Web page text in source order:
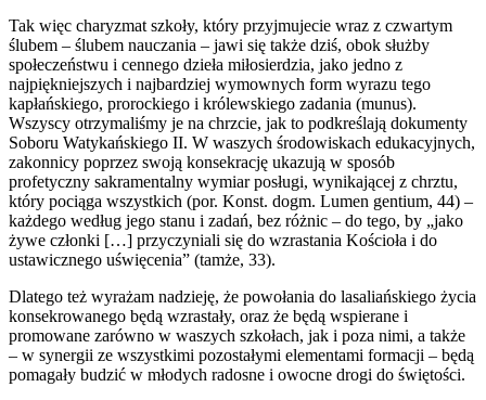
Tak więc charyzmat szkoły, który przyjmujecie wraz z czwartym
ślubem – ślubem nauczania – jawi się także dziś, obok służby
społeczeństwu i cennego dzieła miłosierdzia, jako jedno z
najpiękniejszych i najbardziej wymownych form wyrazu tego
kapłańskiego, prorockiego i królewskiego zadania (munus).
Wszyscy otrzymaliśmy je na chrzcie, jak to podkreślają dokumenty
Soboru Watykańskiego II. W waszych środowiskach edukacyjnych,
zakonnicy poprzez swoją konsekrację ukazują w sposób
profetyczny sakramentalny wymiar posługi, wynikającej z chrztu,
który pociąga wszystkich (por. Konst. dogm. Lumen gentium, 44) –
każdego według jego stanu i zadań, bez różnic – do tego, by „jako
żywe członki […] przyczyniali się do wzrastania Kościoła i do
ustawicznego uświęcenia” (tamże, 33).
Dlatego też wyrażam nadzieję, że powołania do lasaliańskiego życia
konsekrowanego będą wzrastały, oraz że będą wspierane i
promowane zarówno w waszych szkołach, jak i poza nimi, a także
– w synergii ze wszystkimi pozostałymi elementami formacji – będą
pomagały budzić w młodych radosne i owocne drogi do świętości.